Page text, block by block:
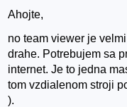
Ahojte,
no team viewer je
drahe. Potrebujem sa
internet. Je to jedna
tom vzdialenom stroji
).